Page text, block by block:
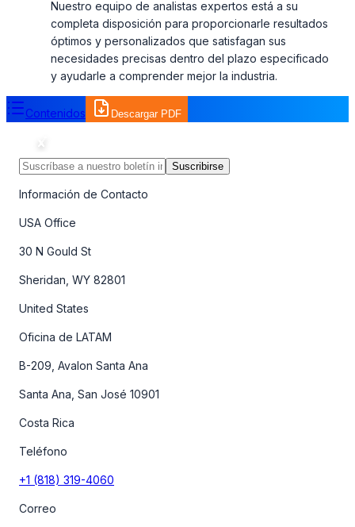
Nuestro equipo de analistas expertos está a su
completa disposición para proporcionarle resultados
óptimos y personalizados que satisfagan sus
necesidades precisas dentro del plazo especificado
y ayudarle a comprender mejor la industria.
Contenidos Descargar PDF
Suscribirse
Información de Contacto
USA Office
30 N Gould St
Sheridan, WY 82801
United States
Oficina de LATAM
B-209, Avalon Santa Ana
Santa Ana, San José 10901
Costa Rica
Teléfono
+1 (818) 319-4060
Correo